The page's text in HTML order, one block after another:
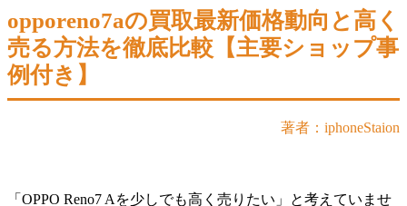
opporeno7aの買取最新価格動向と高く
売る方法を徹底比較【主要ショップ事
例付き】
著者：iphoneStaion
「OPPO Reno7 Aを少しでも高く売りたい」と考えていませ